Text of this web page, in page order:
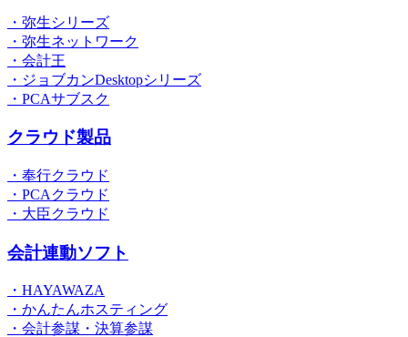
・弥生シリーズ
・弥生ネットワーク
・会計王
・ジョブカンDesktopシリーズ
・PCAサブスク
クラウド製品
・奉行クラウド
・PCAクラウド
・大臣クラウド
会計連動ソフト
・HAYAWAZA
・かんたんホスティング
・会計参謀・決算参謀